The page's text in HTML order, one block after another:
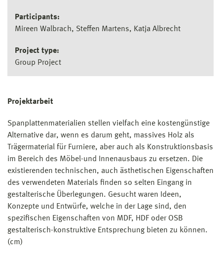
Participants:
Mireen Walbrach, Steffen Martens, Katja Albrecht
Project type:
Group Project
Projektarbeit
Spanplattenmaterialien stellen vielfach eine kostengünstige
Alternative dar, wenn es darum geht, massives Holz als
Trägermaterial für Furniere, aber auch als Konstruktionsbasis
im Bereich des Möbel-und Innenausbaus zu ersetzen. Die
existierenden technischen, auch ästhetischen Eigenschaften
des verwendeten Materials finden so selten Eingang in
gestalterische Überlegungen. Gesucht waren Ideen,
Konzepte und Entwürfe, welche in der Lage sind, den
spezifischen Eigenschaften von MDF, HDF oder OSB
gestalterisch-konstruktive Entsprechung bieten zu können.
(cm)